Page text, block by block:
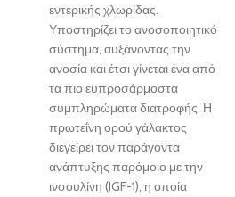
εντερικής χλωρίδας.
Υποστηρίζει το ανοσοποιητικό
σύστημα, αυξάνοντας την
ανοσία και έτσι γίνεται ένα από
τα πιο ευπροσάρμοστα
συμπληρώματα διατροφής. Η
πρωτεΐνη ορού γάλακτος
διεγείρει τον παράγοντα
ανάπτυξης παρόμοιο με την
ινσουλίνη (IGF-1), η οποία